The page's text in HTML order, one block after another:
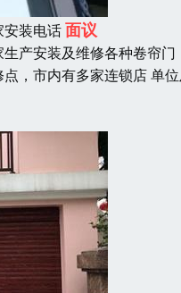
安装电话面议
产安装及维修各种卷帘
，市内有多家连锁店 单